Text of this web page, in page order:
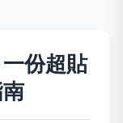
份超貼